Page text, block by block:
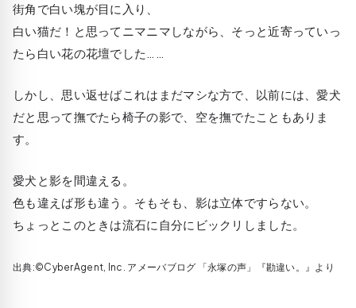
街角で白い塊が目に入り、
白い猫だ！と思ってニマニマしながら、そっと近寄っていっ
たら白い花の花壇でした……
しかし、思い返せばこれはまだマシな方で、以前には、愛犬
だと思って撫でたら椅子の影で、空を撫でたこともありま
す。
愛犬と影を間違える。
色も違えば形も違う。そもそも、影は立体ですらない。
ちょっとこのときは流石に自分にビックリしました。
出典:©CyberAgent, Inc. アメーバブログ 「永塚の声」『勘違い。』より